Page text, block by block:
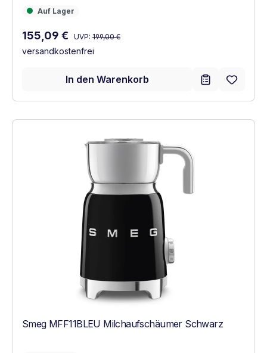
Auf Lager
Auf Lager
Verkaufspreis:
155,09 € Regulärer Preis:
UVP: 199,00 €
versandkostenfrei
In den Warenkorb
Smeg MFF11BLEU Milchaufschäumer Schwarz